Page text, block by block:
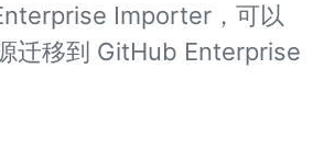
Importer，可以
迁移到 GitHub Enterprise